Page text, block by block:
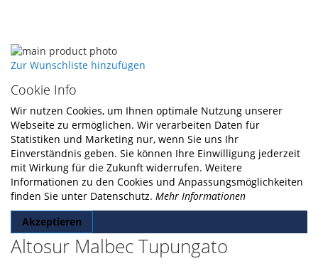
Cookie Info
Wir nutzen Cookies, um Ihnen optimale Nutzung unserer
Webseite zu ermöglichen. Wir verarbeiten Daten für
Statistiken und Marketing nur, wenn Sie uns Ihr
Einverständnis geben. Sie können Ihre Einwilligung jederzeit
mit Wirkung für die Zukunft widerrufen. Weitere
Informationen zu den Cookies und Anpassungsmöglichkeiten
finden Sie unter Datenschutz. Mehr Informationen
Akzeptieren
Altosur Malbec Tupungato
Skip
to
end
of
the
images
gallery
Skip
the
beginning
of
the
images
gallery
Zur Wunschliste hinzufügen